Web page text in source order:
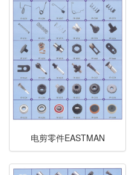
电剪零件EASTMAN